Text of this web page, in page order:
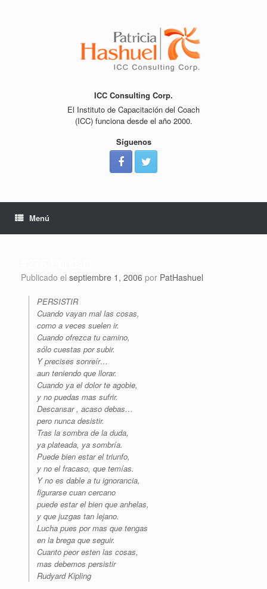
ICC Consulting Corp.
El Instituto de Capacitación del Coach
(ICC) funciona desde el año 2000.
Síguenos
Menú
Publicado el septiembre 1, 2006 por PatHashuel
PERSISTIR
Cuando vayan mal las cosas,
como a veces suelen ir.
Cuando ofrezca tu camino,
sólo cuestas por subir.
Y precises sonreír…
aun teniendo que llorar.
Cuando ya el dolor te agobie,
y no puedas mas sufrir.
Descansar , acaso debas…
pero nunca desistir.
Tras la sombra de la duda,
ya plateada, ya sombría.
Puede bien estar el triunfo,
y no el fracaso, que temías.
Y no es dable a tu ignorancia,
figurarse cuan cercano
puede estar el bien que anhelas,
y que juzgas tan lejano.
Lucha pues por mas que tengas
en la brega que seguir.
Cuanto peor esten las cosas,
mas debemos persistir
Rudyard Kipling